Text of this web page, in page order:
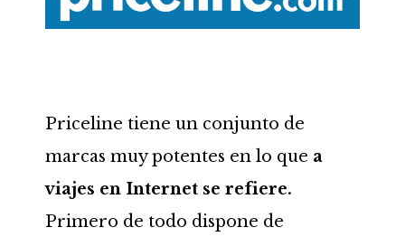
Priceline tiene un conjunto de
marcas muy potentes en lo que a
viajes en Internet se refiere.
Primero de todo dispone de